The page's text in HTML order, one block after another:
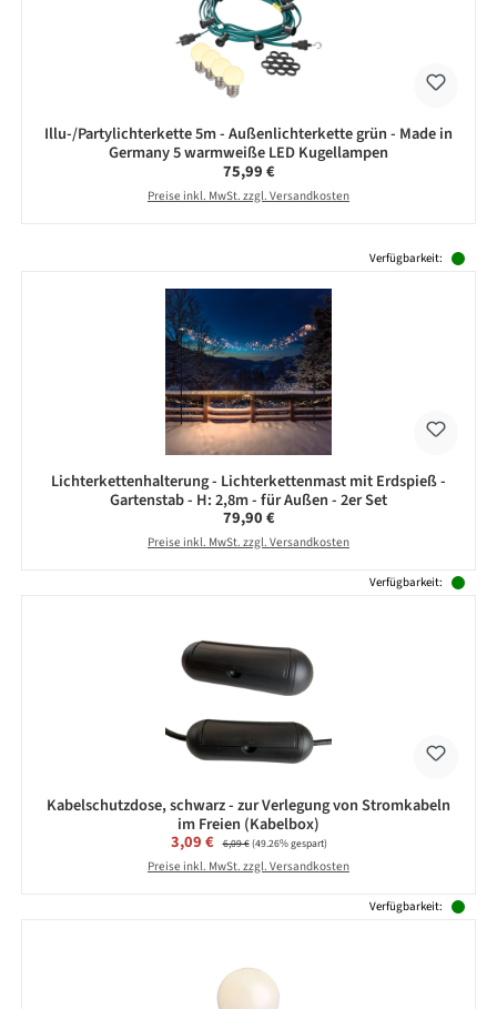
Illu-/Partylichterkette 5m - Außenlichterkette grün - Made in
Germany 5 warmweiße LED Kugellampen
Regulärer Preis:
75,99 €
Preise inkl. MwSt. zzgl. Versandkosten
Verfügbarkeit:
Lichterkettenhalterung - Lichterkettenmast mit Erdspieß -
Gartenstab - H: 2,8m - für Außen - 2er Set
Regulärer Preis:
79,90 €
Preise inkl. MwSt. zzgl. Versandkosten
Verfügbarkeit:
Kabelschutzdose, schwarz - zur Verlegung von Stromkabeln
im Freien (Kabelbox)
Verkaufspreis:
3,09 € Regulärer Preis:
6,09 €(49.26% gespart)
Preise inkl. MwSt. zzgl. Versandkosten
Verfügbarkeit: